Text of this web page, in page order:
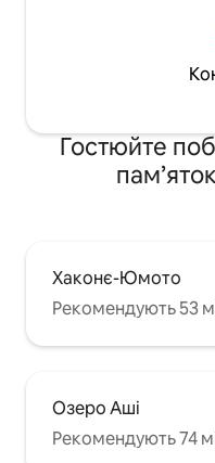
онсен Нінодайра,
корисними для шкіри
Зручності для
обладнані автентичним
відпочиньте біля
Проєктор:
на великому екрані ・
традиційної японської
дитячий стільчик,
футони, іграшки тощо.
Гостюйте
Хаконє-Юмото
Рекомендують 53
Озеро Аші
Рекомендують 74